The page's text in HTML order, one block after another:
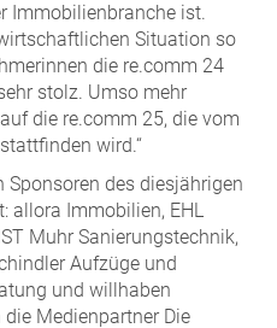
Immobilienbranche ist.
Situation so
die re.comm 24
stolz. Umso mehr
die re.comm 25, die vom
wird.“
Sponsoren des diesjährigen
allora Immobilien, EHL
Muhr Sanierungstechnik,
Aufzüge und
und willhaben
Medienpartner Die